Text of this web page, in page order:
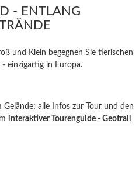
- ENTLANG
und Klein begegnen Sie tierischen
einzigartig in Europa.
alle Infos zur Tour und den
interaktiver Tourenguide - Geotrail